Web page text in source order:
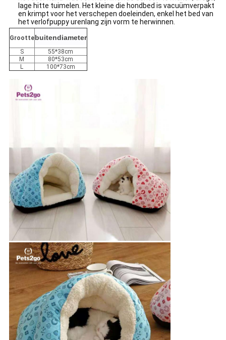
lage hitte tuimelen. Het kleine die hondbed is vacuümverpakt
en krimpt voor het verschepen doeleinden, enkel het bed van
het verlofpuppy urenlang zijn vorm te herwinnen.
Groottebuitendiameter
S
55*38cm
M
80*53cm
L
100*73cm